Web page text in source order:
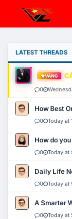
LATEST THREADS
VÀNG
0
How Best
0 Today at
How do
0 Today at
Daily Life
0 Today at
A Smarter
0 Today at